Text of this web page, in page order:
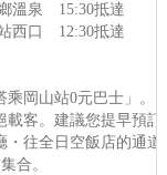
泉 15:30抵達
口 12:30抵達
岡山站0元巴士」。
客。建議您提早預訂
往全日空飯店的通
合。